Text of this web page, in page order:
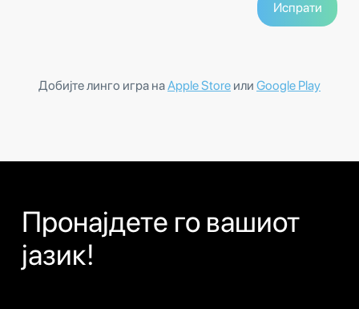
Добијте линго игра наApple Store или Google Play
Пронајдете го вашиот
јазик!